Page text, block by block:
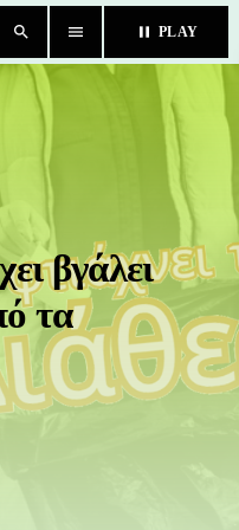
search menu pause PLAY
close
βγάλει
τα